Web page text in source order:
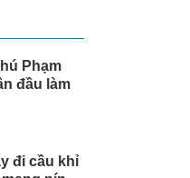
Phạm
đầu làm
đi cầu khỉ